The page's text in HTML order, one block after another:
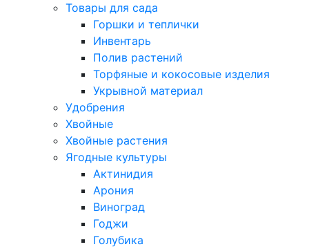
Товары для сада
Горшки и теплички
Инвентарь
Полив растений
Торфяные и кокосовые изделия
Укрывной материал
Удобрения
Хвойные
Хвойные растения
Ягодные культуры
Актинидия
Арония
Виноград
Годжи
Голубика